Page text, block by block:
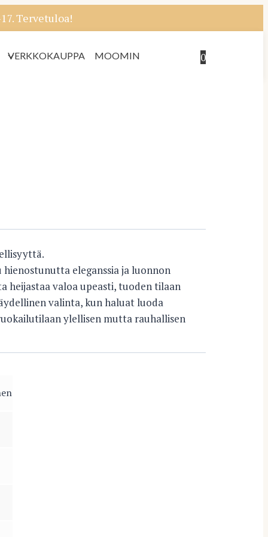
Tervetuloa!
VERKKOKAUPPA MOOMIN 0
eleganssia ja luonnon
heijastaa valoa upeasti, tuoden tilaan
valinta, kun haluat luoda
ylellisen mutta rauhallisen